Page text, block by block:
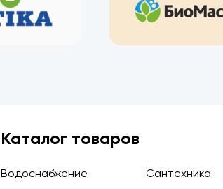
Каталог товаров
Водоснабжение
Сантехника